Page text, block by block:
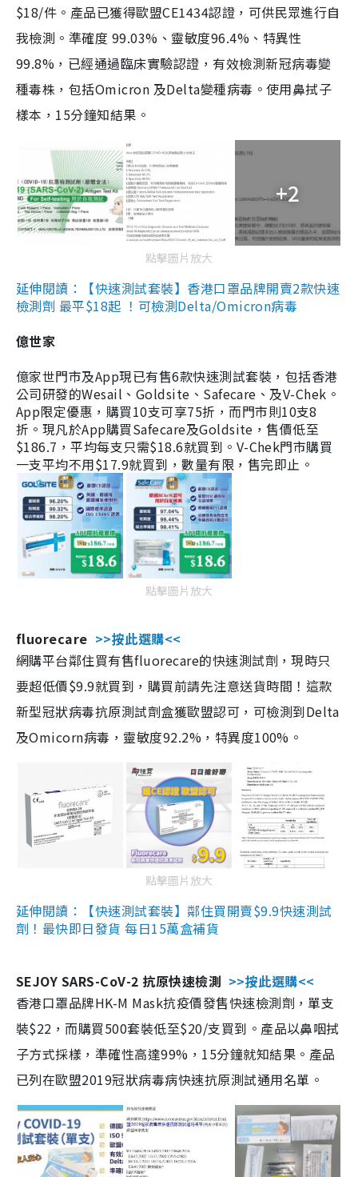
$18/件。產品已獲得歐盟CE1434認證，可供民眾進行自
我檢測。準確度 99.03%、靈敏度96.4%、特異性
99.8%，已經通過臨床實驗認證，有效檢測新冠病毒變
種毒株，包括Omicron 及Delta變種病毒。使用鼻拭子
樣本，15分鐘知結果。
+2
點擊圖片放大
延伸閱讀：【快速測試套裝】香港口罩品牌開賣2款快速
檢測劑 最平$18起 ！可檢測Delta/Omicron病毒
億世家
億家世門市及App現已有售6款快速測試套裝，包括香港
公司研發的Wesail、Goldsite、Safecare、及V-Chek。
App限定優惠，購買10支可享75折，而門市則10支8
折。現凡於App購買Safecare及Goldsite，售價低至
$186.7，平均每支只需$18.6就買到。V-Chek門市購買
一支平均不用$17.9就買到，數量有限，售完即止。
點擊圖片放大
fluorecare >>按此選購<<
網購平台鄰住買有售fluorecare的快速測試劑，現時只
要超低價$9.9就買到，購買前請先注意送貨時間！這款
新型冠狀病毒抗原測試劑盒獲歐盟認可，可檢測到Delta
及Omicorn病毒，靈敏度92.2%，特異度100%。
點擊圖片放大
延伸閱讀：【快速測試套裝】鄰住買開賣$9.9快速測試
劑！最快即日發貨 每日15萬盒補貨
SEJOY SARS-CoV-2 抗原快速檢測 >>按此選購<<
香港口罩品牌HK-M Mask抗疫價發售快速檢測劑，單支
裝$22，而購買500套裝低至$20/支買到。產品以鼻咽拭
子方式採樣，準確性高達99%，15分鐘就知結果。產品
已列在歐盟2019冠狀病毒病快速抗原測試通用名單。